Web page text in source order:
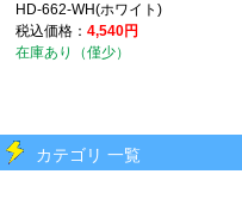
HD-662-WH(ホワイト)
税込価格： 4,540円
在庫あり（僅少）
カテゴリ 一覧